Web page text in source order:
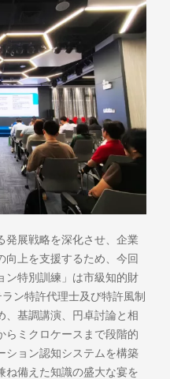
発展戦略を深化させ、企業
向上を支援するため、今回
ン特別訓練」は市級知的財
ン特許代理士及び特許風制
、基調講演、円卓討論と相
らミクロケースまで段階的
ション認知システムを構築
ね備えた知識の盛大な宴を